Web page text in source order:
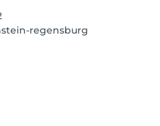
regensburg